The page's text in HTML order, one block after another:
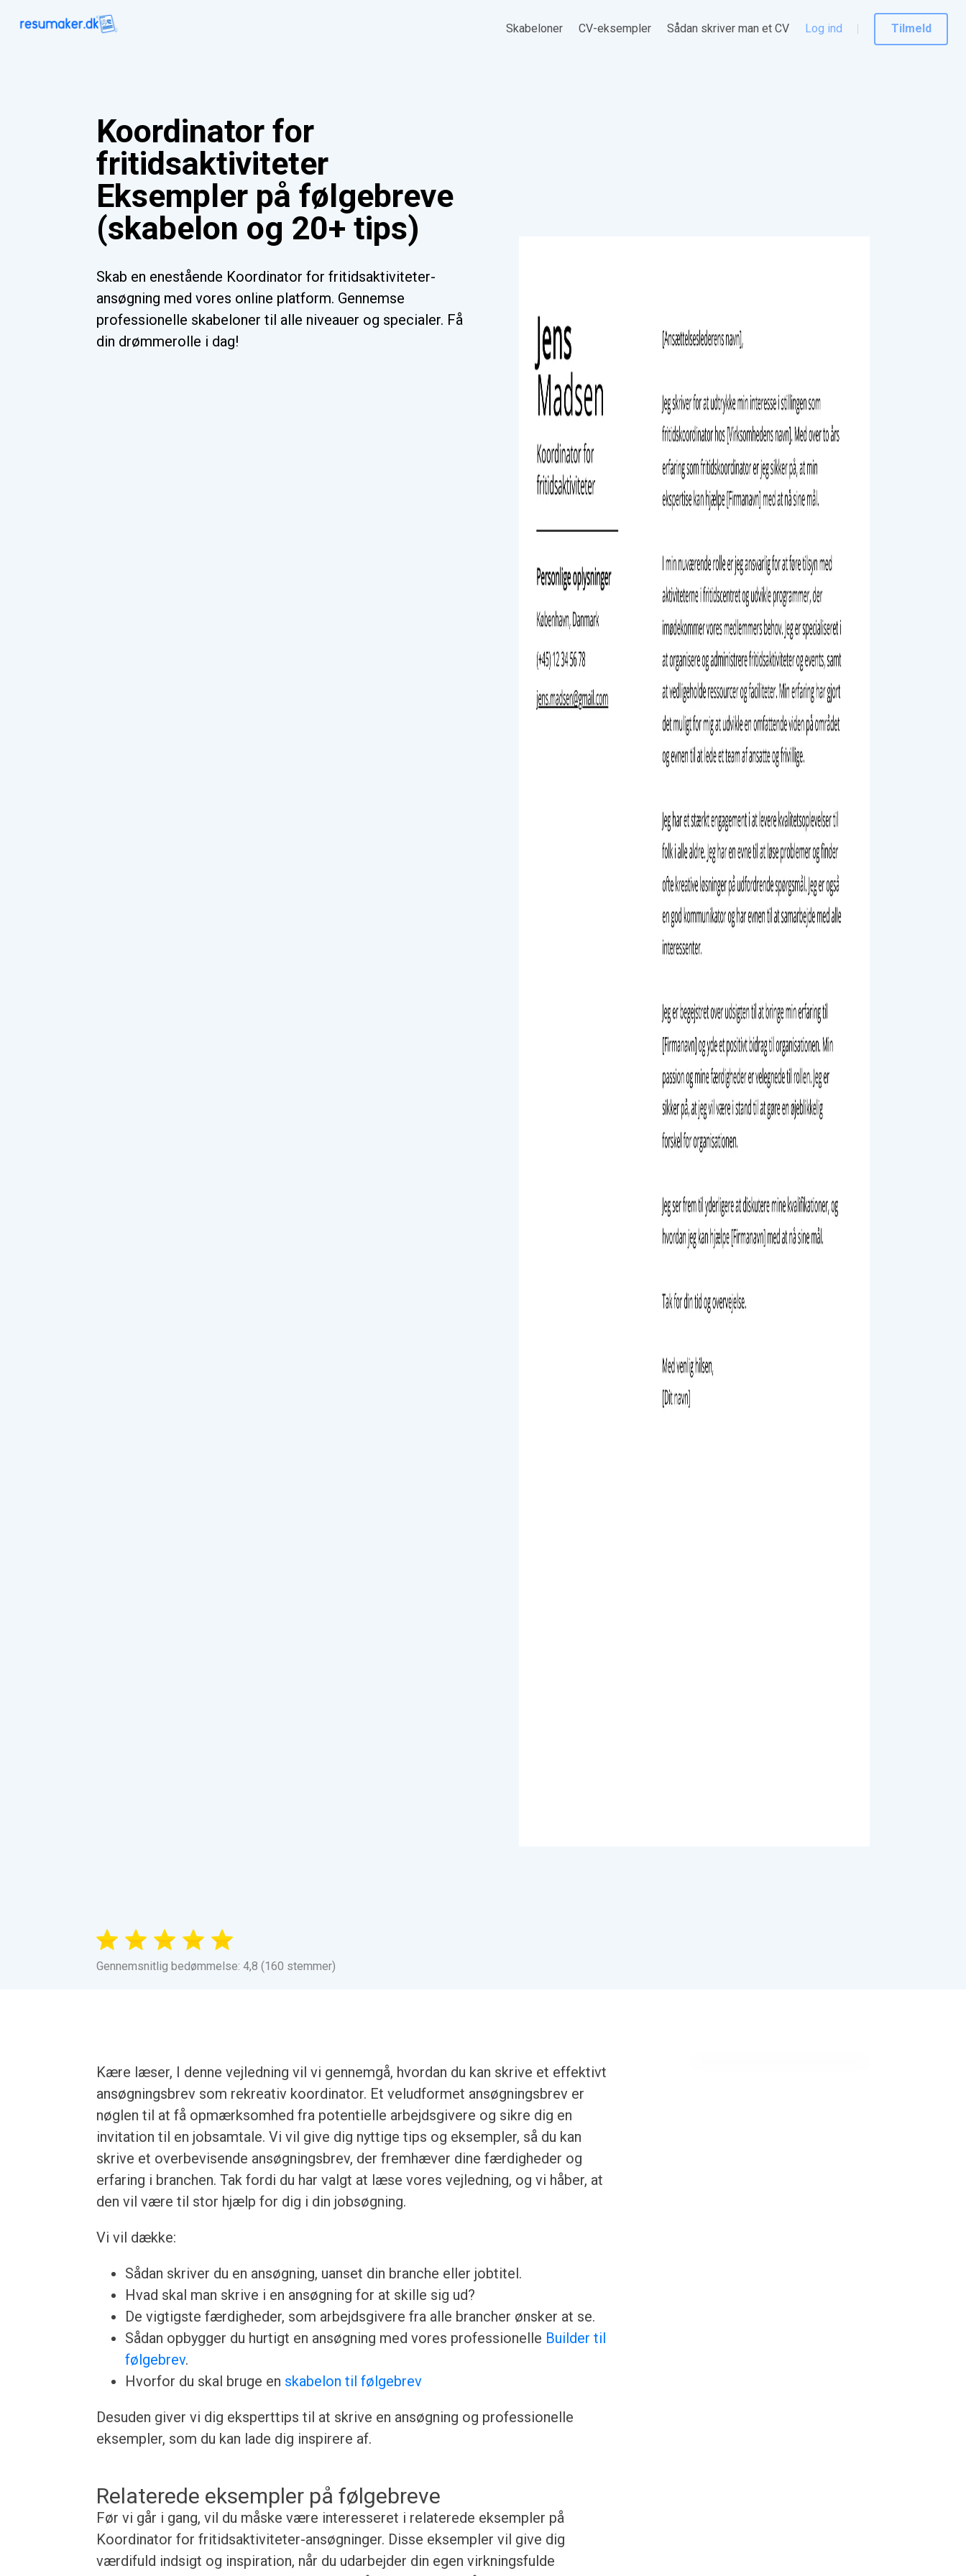
Skabeloner CV-eksempler Sådan skriver man et CV Log ind Tilmeld
Koordinator for
fritidsaktiviteter
Eksempler på følgebreve
(skabelon og 20+ tips)
Skab en enestående Koordinator for fritidsaktiviteter-
ansøgning med vores online platform. Gennemse
professionelle skabeloner til alle niveauer og specialer. Få
din drømmerolle i dag!
Gennemsnitlig bedømmelse: 4,8 (160 stemmer)
Kære læser, I denne vejledning vil vi gennemgå, hvordan du kan skrive et effektivt
ansøgningsbrev som rekreativ koordinator. Et veludformet ansøgningsbrev er
nøglen til at få opmærksomhed fra potentielle arbejdsgivere og sikre dig en
invitation til en jobsamtale. Vi vil give dig nyttige tips og eksempler, så du kan
skrive et overbevisende ansøgningsbrev, der fremhæver dine færdigheder og
erfaring i branchen. Tak fordi du har valgt at læse vores vejledning, og vi håber, at
den vil være til stor hjælp for dig i din jobsøgning.
Vi vil dække:
Sådan skriver du en ansøgning, uanset din branche eller jobtitel.
Hvad skal man skrive i en ansøgning for at skille sig ud?
De vigtigste færdigheder, som arbejdsgivere fra alle brancher ønsker at se.
Sådan opbygger du hurtigt en ansøgning med vores professionelle Builder til
følgebrev.
Hvorfor du skal bruge en skabelon til følgebrev
Desuden giver vi dig eksperttips til at skrive en ansøgning og professionelle
eksempler, som du kan lade dig inspirere af.
Relaterede eksempler på følgebreve
Før vi går i gang, vil du måske være interesseret i relaterede eksempler på
Koordinator for fritidsaktiviteter-ansøgninger. Disse eksempler vil give dig
værdifuld indsigt og inspiration, når du udarbejder din egen virkningsfulde